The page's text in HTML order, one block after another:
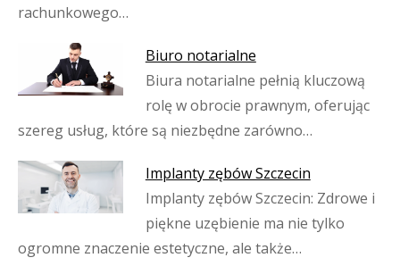
rachunkowego…
Biuro notarialne
Biura notarialne pełnią kluczową
rolę w obrocie prawnym, oferując
szereg usług, które są niezbędne zarówno…
Implanty zębów Szczecin
Implanty zębów Szczecin: Zdrowe i
piękne uzębienie ma nie tylko
ogromne znaczenie estetyczne, ale także…